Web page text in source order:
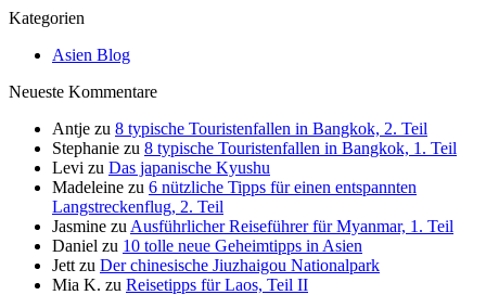
Kategorien
Asien Blog
Neueste Kommentare
Antje zu 8 typische Touristenfallen in Bangkok, 2. Teil
Stephanie zu 8 typische Touristenfallen in Bangkok, 1. Teil
Levi zu Das japanische Kyushu
Madeleine zu 6 nützliche Tipps für einen entspannten
Langstreckenflug, 2. Teil
Jasmine zu Ausführlicher Reiseführer für Myanmar, 1. Teil
Daniel zu 10 tolle neue Geheimtipps in Asien
Jett zu Der chinesische Jiuzhaigou Nationalpark
Mia K. zu Reisetipps für Laos, Teil II